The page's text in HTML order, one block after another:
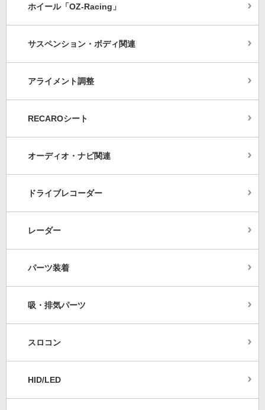
ホイール「OZ-Racing」
サスペンション・ボディ関連
アライメント調整
RECAROシート
オーディオ・ナビ関連
ドライブレコーダー
レーダー
パーツ装着
吸・排気パーツ
スロコン
HID/LED